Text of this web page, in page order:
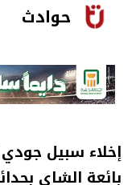
حوادث
إخلاء سبيل
بائعة الشاي